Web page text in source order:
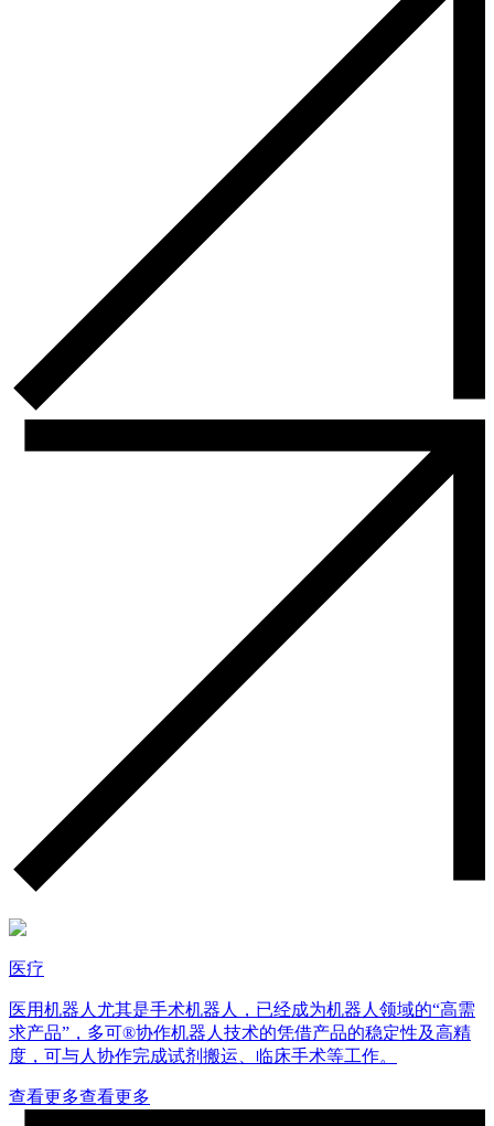
医疗
医用机器人尤其是手术机器人，已经成为机器人领域的“高需
求产品”，多可®协作机器人技术的凭借产品的稳定性及高精
度，可与人协作完成试剂搬运、临床手术等工作。
查看更多查看更多